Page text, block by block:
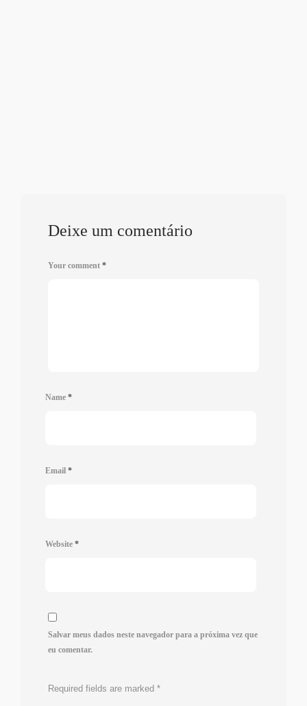
Deixe um comentário
Your comment *
Name *
Email *
Website *
Salvar meus dados neste navegador para a próxima vez que
eu comentar.
Required fields are marked *